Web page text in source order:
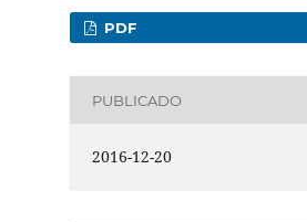
PDF
PUBLICADO
2016-12-20